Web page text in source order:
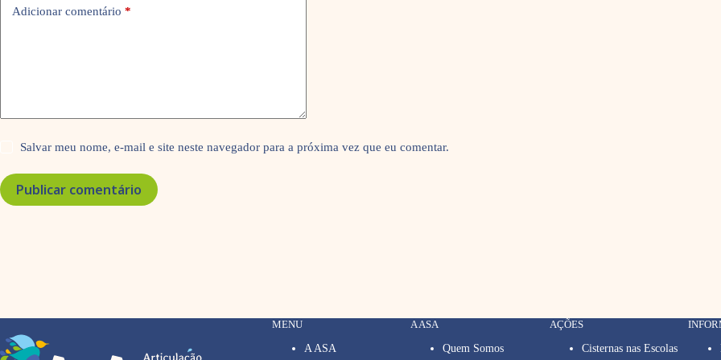
Adicionar comentário *
Salvar meu nome, e-mail e site neste navegador para a próxima vez que eu comentar.
Publicar comentário
MENU
A ASA
A ASA
Quem Somos
AÇÕES
Cisternas nas Escolas